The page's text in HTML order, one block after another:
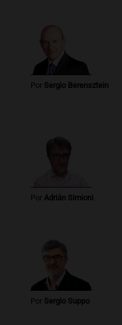
Por Sergio Berensztein
Por Adrián Simioni
Por Sergio Suppo